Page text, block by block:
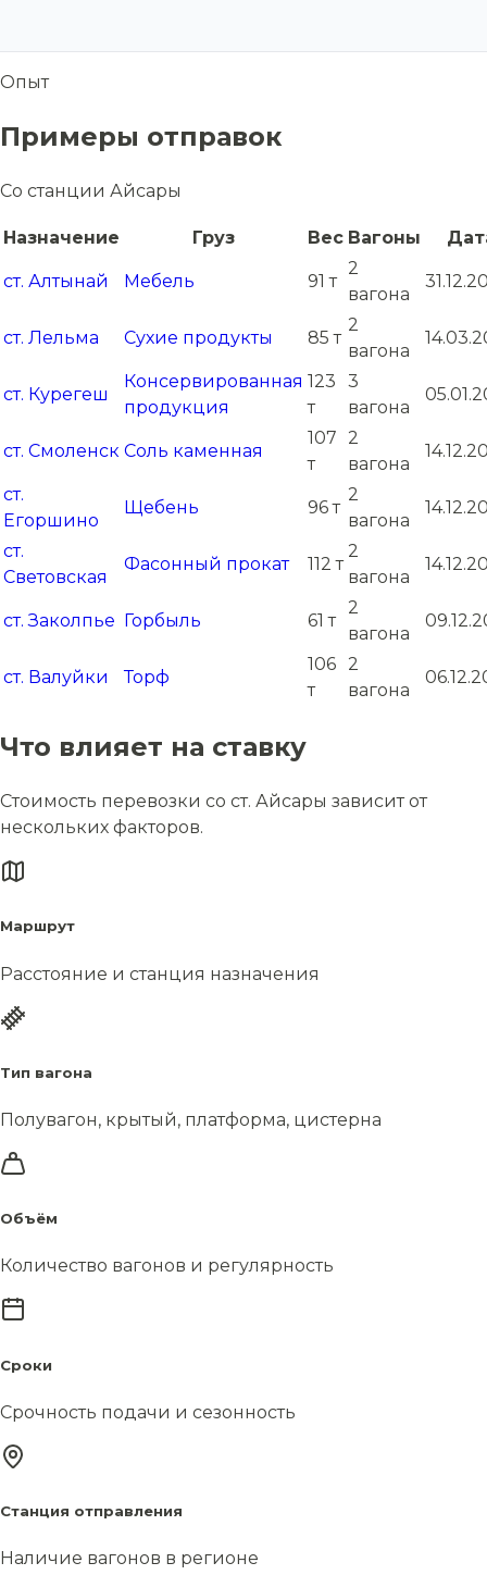
Опыт
Примеры отправок
Со станции Айсары
Назначение Груз Вес Вагоны
ст. Алтынай Мебель 91 т
2
вагона
ст. Лельма Сухие продукты 85 т
2
вагона
ст. Курегеш
Консервированная
продукция
123
т
3
вагона
ст. Смоленск Соль каменная
107
т
2
вагона
ст.
Егоршино
Щебень 96 т
2
вагона
ст.
Световская
Фасонный прокат 112 т
2
вагона
ст. Заколпье Горбыль 61 т
2
вагона
ст. Валуйки Торф
106
т
2
вагона
Что влияет на ставку
Стоимость перевозки со ст. Айсары зависит от
нескольких факторов.
Маршрут
Расстояние и станция назначения
Тип вагона
Полувагон, крытый, платформа, цистерна
Объём
Количество вагонов и регулярность
Сроки
Срочность подачи и сезонность
Станция отправления
Наличие вагонов в регионе